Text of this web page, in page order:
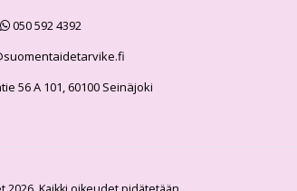
050 592 4392
56 A 101, 60100 Seinäjoki